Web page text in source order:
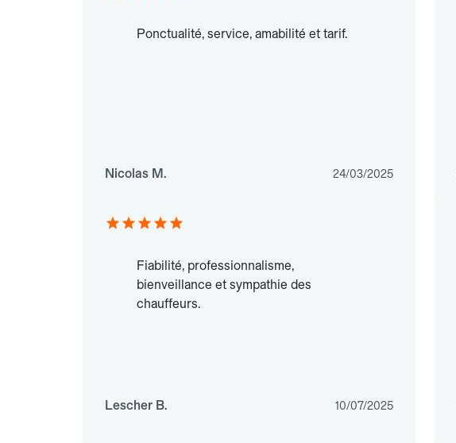
Ponctualité, service, amabilité et tarif.
Nicolas M. 24/03/2025
Fiabilité, professionnalisme,
bienveillance et sympathie des
chauffeurs.
Lescher B. 10/07/2025